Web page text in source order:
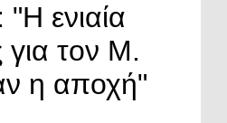
ενιαία
τον Μ.
η αποχή"